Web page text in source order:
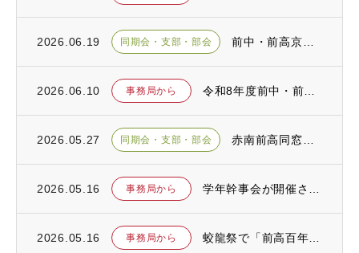
2026.06.19 同期会・支部・部会
2026.06.10 事務局から
2026.05.27 同期会・支部・部会
2026.05.16 事務局から
2026.05.16 事務局から